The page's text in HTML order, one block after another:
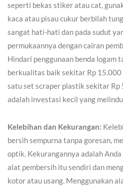
seperti bekas stiker atau cat,
kaca atau pisau cukur berbilah
sangat hati-hati dan pada sudut
permukaannya dengan cairan
Hindari penggunaan benda logam
berkualitas baik sekitar Rp 15.000
satu set scraper plastik sekitar Rp
adalah investasi kecil yang
Kelebihan dan Kekurangan:
bersih sempurna tanpa goresan,
optik. Kekurangannya adalah
alat pembersih itu sendiri dan
kotor atau usang. Menggunakan